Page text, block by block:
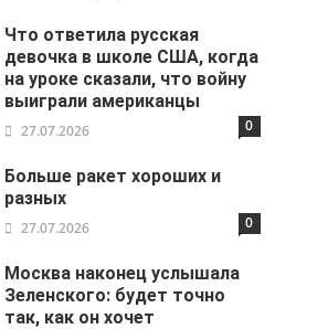
Что ответила русская
девочка в школе США, когда
на уроке сказали, что войну
выиграли американцы
27.07.2026 0
Больше ракет хороших и
разных
27.07.2026 0
Москва наконец услышала
Зеленского: будет точно
так, как он хочет